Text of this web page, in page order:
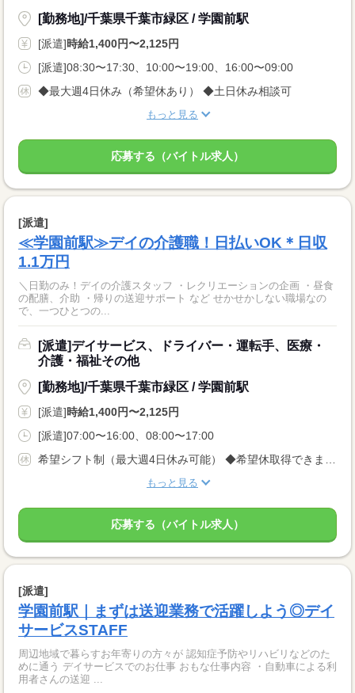
[勤務地]/千葉県千葉市緑区 / 学園前駅
[派遣]時給1,400円〜2,125円
[派遣]08:30〜17:30、10:00〜19:00、16:00〜09:00
◆最大週4日休み（希望休あり） ◆土日休み相談可
もっと見る
応募する（バイトル求人）
[派遣]
≪学園前駅≫デイの介護職！日払いOK＊日収
1.1万円
＼日勤のみ！デイの介護スタッフ ・レクリエーションの企画 ・昼食
の配膳、介助 ・帰りの送迎サポート など せかせかしない職場なの
で、一つひとつの...
[派遣]デイサービス、ドライバー・運転手、医療・
介護・福祉その他
[勤務地]/千葉県千葉市緑区 / 学園前駅
[派遣]時給1,400円〜2,125円
[派遣]07:00〜16:00、08:00〜17:00
もっと見る
応募する（バイトル求人）
[派遣]
学園前駅｜まずは送迎業務で活躍しよう◎デイ
サービスSTAFF
周辺地域で暮らすお年寄りの方々が 認知症予防やリハビリなどのた
めに通う デイサービスでのお仕事 おもな仕事内容 ・自動車による利
用者さんの送迎 ...